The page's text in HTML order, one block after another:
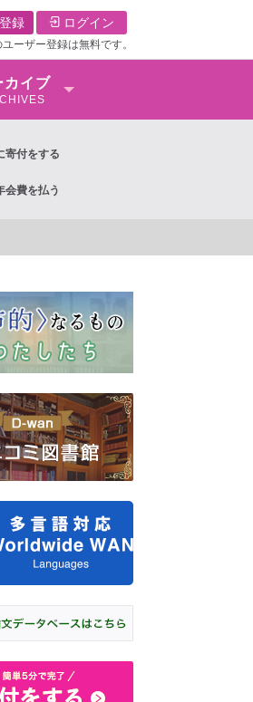
録 ログイン
ーザー登録は無料です。
カイブ
寄付をする
会費を払う